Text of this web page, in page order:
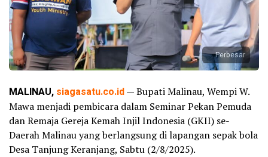
Perbesar
MALINAU, siagasatu.co.id— Bupati Malinau, Wempi W.
Mawa menjadi pembicara dalam Seminar Pekan Pemuda
dan Remaja Gereja Kemah Injil Indonesia (GKII) se-
Daerah Malinau yang berlangsung di lapangan sepak bola
Desa Tanjung Keranjang, Sabtu (2/8/2025).